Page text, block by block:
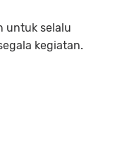
untuk selalu
kegiatan.